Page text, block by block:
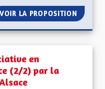
VOIR LA PROPOSITION
en
(2/2) par la